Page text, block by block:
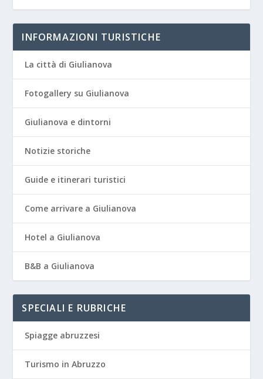
INFORMAZIONI TURISTICHE
La città di Giulianova
Fotogallery su Giulianova
Giulianova e dintorni
Notizie storiche
Guide e itinerari turistici
Come arrivare a Giulianova
Hotel a Giulianova
B&B a Giulianova
SPECIALI E RUBRICHE
Spiagge abruzzesi
Turismo in Abruzzo